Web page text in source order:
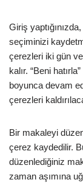
Giriş
seçiminizi
çerezleri iki gün
kalır. “Beni
boyunca devam
çerezleri
Bir makaleyi
çerez kaydedilir.
düzenlediğiniz
zaman aşımına